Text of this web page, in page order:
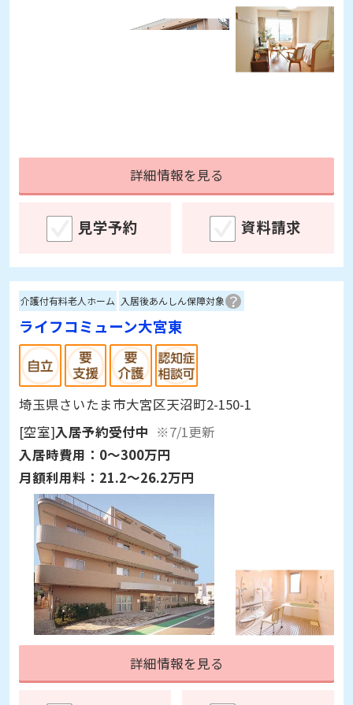
詳細情報を見る
見学予約 資料請求
介護付有料老人ホーム 入居後あんしん保障対象
ライフコミューン大宮東
埼玉県さいたま市大宮区天沼町2-150-1
[空室]入居予約受付中 ※7/1更新
入居時費用： 0～300万円
月額利用料： 21.2～26.2万円
詳細情報を見る